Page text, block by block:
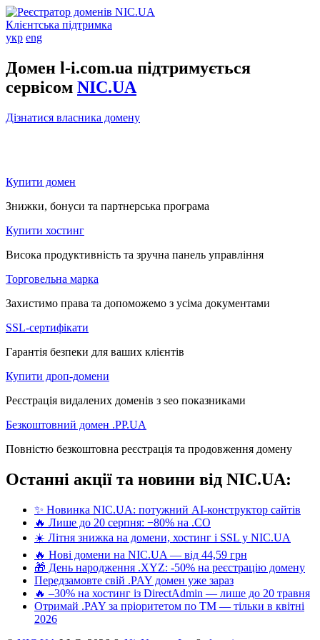
Клієнтська підтримка
укр eng
Домен l-i.com.ua підтримується
сервісом NIC.UA
Дізнатися власника домену
Купити домен
Знижки, бонуси та партнерська програма
Купити хостинг
Висока продуктивність та зручна панель управління
Торговельна марка
Захистимо права та допоможемо з усіма документами
SSL-сертифікати
Гарантія безпеки для ваших клієнтів
Купити дроп-домени
Реєстрація видалених доменів з seo показниками
Безкоштовний домен .PP.UA
Повністю безкоштовна реєстрація та продовження домену
Останні акції та новини від NIC.UA:
✨ Новинка NIC.UA: потужний AI-конструктор сайтів
🔥 Лише до 20 серпня: −80% на .CO
☀️ Літня знижка на домени, хостинг і SSL у NIC.UA
🔥 Нові домени на NIC.UA — від 44,59 грн
🎁 День народження .XYZ: -50% на реєстрацію домену
Передзамовте свій .PAY домен уже зараз
🔥 –30% на хостинг із DirectAdmin — лише до 20 травня
Отримай .PAY за пріоритетом по ТМ — тільки в квітні
2026